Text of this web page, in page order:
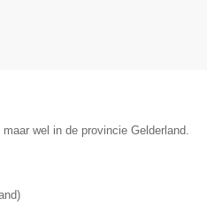
wel in de provincie Gelderland.
)